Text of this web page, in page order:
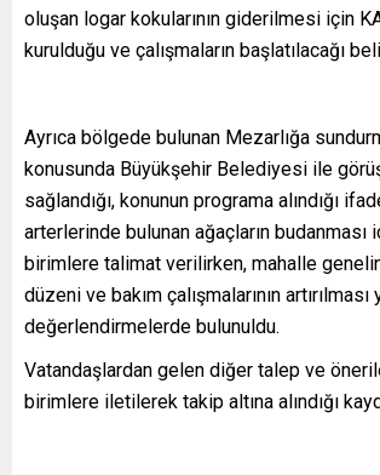
oluşan logar kokularının giderilmesi için
kurulduğu ve çalışmaların başlatılacağı
Ayrıca bölgede bulunan Mezarlığa
konusunda Büyükşehir Belediyesi ile
sağlandığı, konunun programa alındığı
arterlerinde bulunan ağaçların budanması
birimlere talimat verilirken, mahalle
düzeni ve bakım çalışmalarının
değerlendirmelerde bulunuldu.
Vatandaşlardan gelen diğer talep ve
birimlere iletilerek takip altına alındığı